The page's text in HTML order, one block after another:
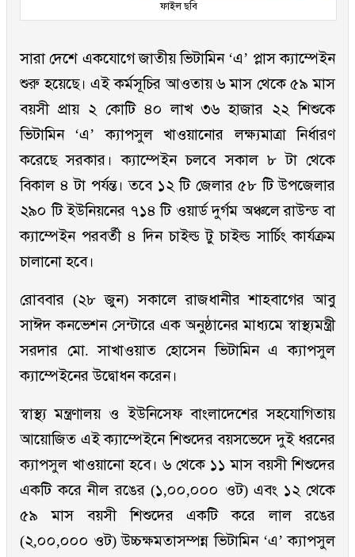
ফাইল ছবি
সারা দেশে একযোগে জাতীয় ভিটামিন ‘এ’ প্লাস ক্যাম্পেইন
শুরু হয়েছে। এই কর্মসূচির আওতায় ৬ মাস থেকে ৫৯ মাস
বয়সী প্রায় ২ কোটি ৪০ লাখ ৩৬ হাজার ২২ শিশুকে
ভিটামিন ‘এ’ ক্যাপসুল খাওয়ানোর লক্ষ্যমাত্রা নির্ধারণ
করেছে সরকার। ক্যাম্পেইন চলবে সকাল ৮ টা থেকে
বিকাল ৪ টা পর্যন্ত। তবে ১২ টি জেলার ৫৮ টি উপজেলার
২৯০ টি ইউনিয়নের ৭১৪ টি ওয়ার্ড দুর্গম অঞ্চলে রাউন্ড বা
ক্যাম্পেইন পরবর্তী ৪ দিন চাইল্ড টু চাইল্ড সার্চিং কার্যক্রম
চালানো হবে।
রোববার (২৮ জুন) সকালে রাজধানীর শাহবাগের আবু
সাঈদ কনভেশন সেন্টারে এক অনুষ্ঠানের মাধ্যমে স্বাস্থ্যমন্ত্রী
সরদার মো. সাখাওয়াত হোসেন ভিটামিন এ ক্যাপসুল
ক্যাম্পেইনের উদ্বোধন করেন।
স্বাস্থ্য মন্ত্রণালয় ও ইউনিসেফ বাংলাদেশের সহযোগিতায়
আয়োজিত এই ক্যাম্পেইনে শিশুদের বয়সভেদে দুই ধরনের
ক্যাপসুল খাওয়ানো হবে। ৬ থেকে ১১ মাস বয়সী শিশুদের
একটি করে নীল রঙের (১,০০,০০০ ওট) এবং ১২ থেকে
৫৯ মাস বয়সী শিশুদের একটি করে লাল রঙের
(২,০০,০০০ ওট) উচ্চক্ষমতাসম্পন্ন ভিটামিন ‘এ’ ক্যাপসুল